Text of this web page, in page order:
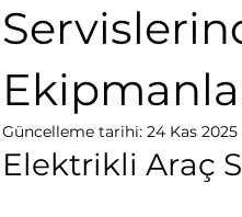
Güncelleme tarihi: 24 Kas 2025
Elektrikli Araç